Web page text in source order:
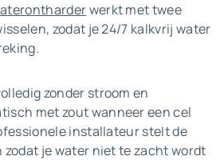
werkt met twee
zodat je 24/7 kalkvrij water
zonder stroom en
met zout wanneer een cel
installateur stelt de
je water niet te zacht wordt